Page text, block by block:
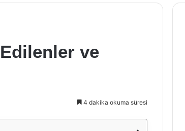
ve
4 dakika okuma süresi